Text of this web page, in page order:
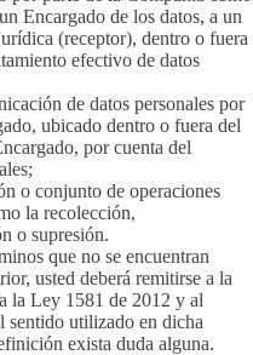
Encargado de los datos, a un
(receptor), dentro o fuera
efectivo de datos
de datos personales por
ubicado dentro o fuera del
por cuenta del
o conjunto de operaciones
la recolección,
o supresión.
que no se encuentran
usted deberá remitirse a la
la Ley 1581 de 2012 y al
sentido utilizado en dicha
exista duda alguna.